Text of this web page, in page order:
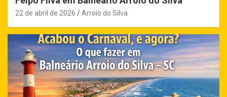
22 de abril de 2026 Arroio do Silva